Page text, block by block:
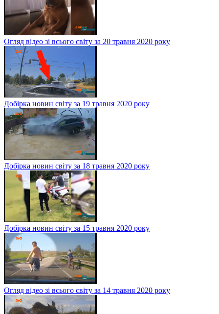
Огляд відео зі всього світу за 20 травня 2020 року
Добірка новин світу за 19 травня 2020 року
Добірка новин світу за 18 травня 2020 року
Добірка новин світу за 15 травня 2020 року
Огляд відео зі всього світу за 14 травня 2020 року